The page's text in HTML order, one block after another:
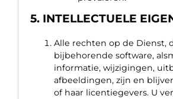
5. INTELLECTUELE
Alle rechten op de Dienst,
bijbehorende software,
informatie, wijzigingen,
afbeeldingen, zijn en
of haar licentiegevers. U